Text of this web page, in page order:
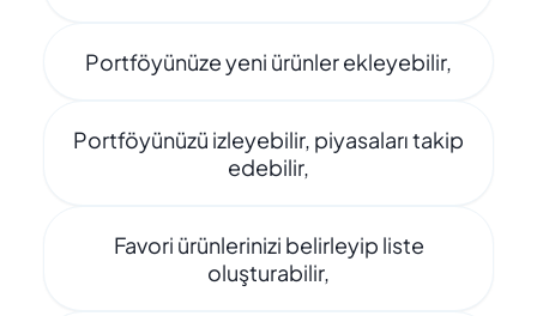
Portföyünüze yeni ürünler ekleyebilir,
Portföyünüzü izleyebilir, piyasaları takip
edebilir,
Favori ürünlerinizi belirleyip liste
oluşturabilir,